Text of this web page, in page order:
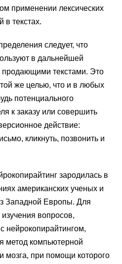
применении лексических
в текстах.
следует, что
в дальнейшей
продающими текстами. Это
той же целью, что и в любых
потенциального
к заказу или совершить
действие:
кликнуть, позвонить и
зародилась в
американских ученых и
Западной Европы. Для
изучения вопросов,
нейрокопирайтингом,
метод компьютерной
мозга, при помощи которого